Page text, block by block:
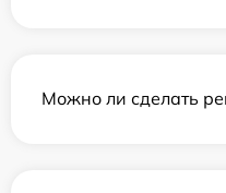
Можно ли сделать